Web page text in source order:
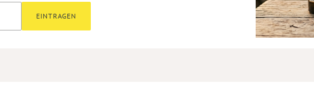
EINTRAGEN